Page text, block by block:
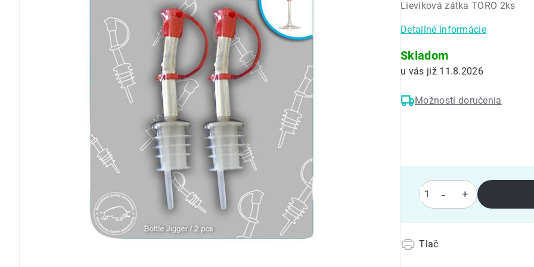
0,0
5
hviezdičiek.
Lieviková zátka TORO 2ks
Detailné informácie
Tlač
Skladom
11.8.2026
Možnosti doručenia